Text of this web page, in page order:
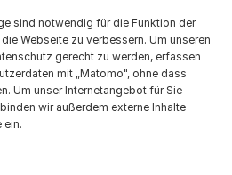
Schindler (nota
(Post
van der Geest.
sind notwendig für die Funktion der
Webseite zu verbessern. Um unseren
gerecht zu werden, erfassen
mit „Matomo", ohne dass
Um unser Internetangebot für Sie
wir außerdem externe Inhalte
ein.